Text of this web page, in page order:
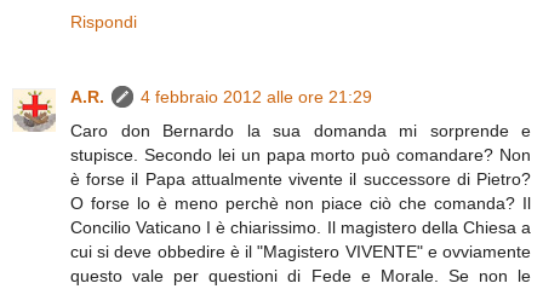
Rispondi
A.R.
4 febbraio 2012 alle ore 21:29
Caro don Bernardo la sua domanda mi sorprende e
stupisce. Secondo lei un papa morto può comandare? Non
è forse il Papa attualmente vivente il successore di Pietro?
O forse lo è meno perchè non piace ciò che comanda? Il
Concilio Vaticano I è chiarissimo. Il magistero della Chiesa a
cui si deve obbedire è il "Magistero VIVENTE" e ovviamente
questo vale per questioni di Fede e Morale. Se non le